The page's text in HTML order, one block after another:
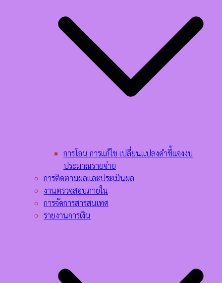
การโอน การแก้ไข เปลี่ยนแปลงคำชี้แจงงบ
ประมาณรายจ่าย
การติดตามผลและประเมินผล
งานตรวจสอบภายใน
การจัดการสารสนเทศ
รายงานการเงิน